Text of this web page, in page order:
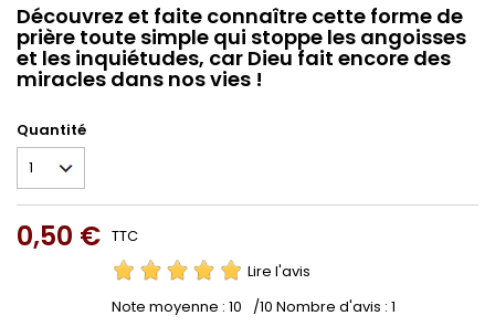
Découvrez et faite connaître cette forme de
prière toute simple qui stoppe les angoisses
et les inquiétudes, car Dieu fait encore des
miracles dans nos vies !
Quantité
0,50 € TTC
Lire l'avis
Note moyenne : 10 /10 Nombre d'avis : 1